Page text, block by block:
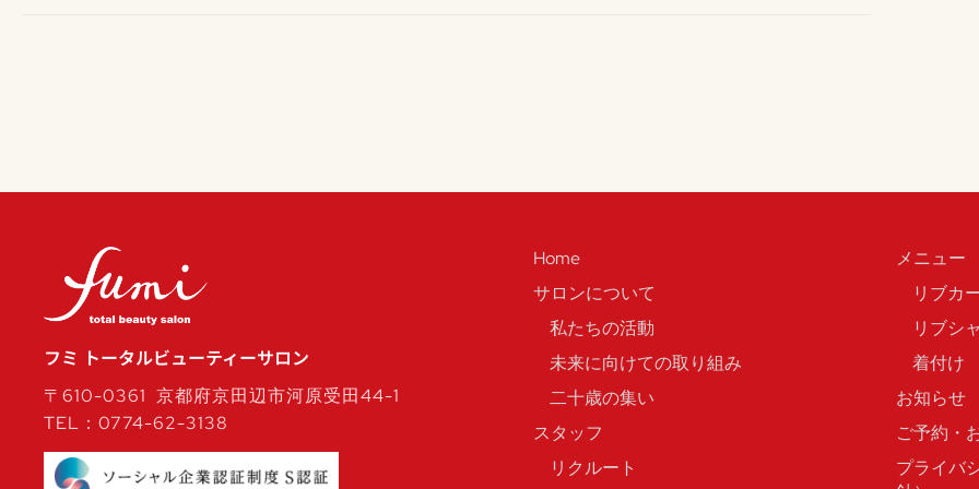
フミ トータルビューティーサロン
〒610-0361 京都府京田辺市河原受田44-1
TEL：0774-62-3138
Home
サロンについて
私たちの活動
未来に向けての取り組み
二十歳の集い
スタッフ
リクルート
メニュー
リブカ
リブシ
着付け
お知らせ
ご予約・
プライバ